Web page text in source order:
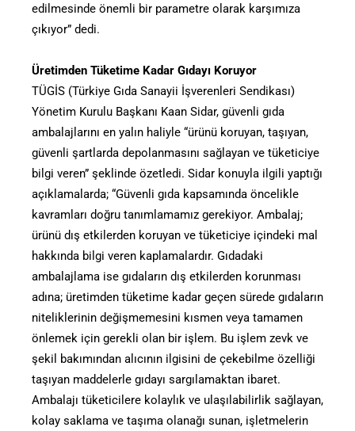
edilmesinde önemli bir parametre olarak karşımıza
çıkıyor” dedi.
Üretimden Tüketime Kadar Gıdayı Koruyor
TÜGİS (Türkiye Gıda Sanayii İşverenleri Sendikası)
Yönetim Kurulu Başkanı Kaan Sidar, güvenli gıda
ambalajlarını en yalın haliyle “ürünü koruyan, taşıyan,
güvenli şartlarda depolanmasını sağlayan ve tüketiciye
bilgi veren” şeklinde özetledi. Sidar konuyla ilgili yaptığı
açıklamalarda; “Güvenli gıda kapsamında öncelikle
kavramları doğru tanımlamamız gerekiyor. Ambalaj;
ürünü dış etkilerden koruyan ve tüketiciye içindeki mal
hakkında bilgi veren kaplamalardır. Gıdadaki
ambalajlama ise gıdaların dış etkilerden korunması
adına; üretimden tüketime kadar geçen sürede gıdaların
niteliklerinin değişmemesini kısmen veya tamamen
önlemek için gerekli olan bir işlem. Bu işlem zevk ve
şekil bakımından alıcının ilgisini de çekebilme özelliği
taşıyan maddelerle gıdayı sargılamaktan ibaret.
Ambalajı tüketicilere kolaylık ve ulaşılabilirlik sağlayan,
kolay saklama ve taşıma olanağı sunan, işletmelerin